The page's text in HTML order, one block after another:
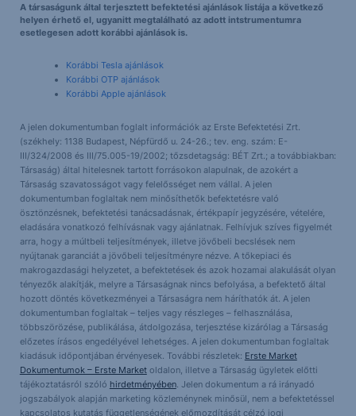
A társaságunk által terjesztett befektetési ajánlások listája a következő
helyen érhető el, ugyanitt megtalálható az adott intstrumentumra
esetlegesen adott korábbi ajánlások is.
Korábbi Tesla ajánlások
Korábbi OTP ajánlások
Korábbi Apple ajánlások
A jelen dokumentumban foglalt információk az Erste Befektetési Zrt.
(székhely: 1138 Budapest, Népfürdő u. 24-26.; tev. eng. szám: E-
III/324/2008 és III/75.005-19/2002; tőzsdetagság: BÉT Zrt.; a továbbiakban:
Társaság) által hitelesnek tartott forrásokon alapulnak, de azokért a
Társaság szavatosságot vagy felelősséget nem vállal. A jelen
dokumentumban foglaltak nem minősíthetők befektetésre való
ösztönzésnek, befektetési tanácsadásnak, értékpapír jegyzésére, vételére,
eladására vonatkozó felhívásnak vagy ajánlatnak. Felhívjuk szíves figyelmét
arra, hogy a múltbeli teljesítmények, illetve jövőbeli becslések nem
nyújtanak garanciát a jövőbeli teljesítményre nézve. A tőkepiaci és
makrogazdasági helyzetet, a befektetések és azok hozamai alakulását olyan
tényezők alakítják, melyre a Társaságnak nincs befolyása, a befektető által
hozott döntés következményei a Társaságra nem háríthatók át. A jelen
dokumentumban foglaltak – teljes vagy részleges – felhasználása,
többszörözése, publikálása, átdolgozása, terjesztése kizárólag a Társaság
előzetes írásos engedélyével lehetséges. A jelen dokumentumban foglaltak
kiadásuk időpontjában érvényesek. További részletek: Erste Market
Dokumentumok – Erste Marketoldalon, illetve a Társaság ügyletek előtti
tájékoztatásról szóló hirdetményében. Jelen dokumentum a rá irányadó
jogszabályok alapján marketing közleménynek minősül, nem a befektetéssel
kapcsolatos kutatás függetlenségének előmozdítását célzó jogi